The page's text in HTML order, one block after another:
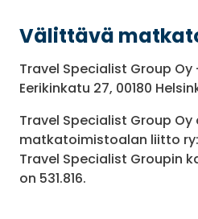
Välittävä
Travel Specialist Group Oy
Eerikinkatu 27, 00180
Travel Specialist Group Oy
matkatoimistoalan liitto
Travel Specialist Groupin
on 531.816.